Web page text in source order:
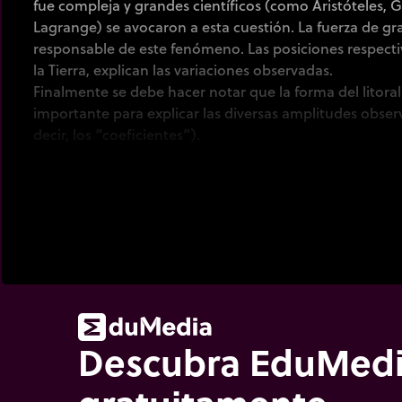
fue compleja y grandes científicos (como Aristóteles,
Lagrange) se avocaron a esta cuestión. La fuerza de
responsable de este fenómeno. Las posiciones
la Tierra, explican las variaciones observadas.
Finalmente se debe hacer notar que la forma del
importante para explicar las diversas amplitudes
decir, los “coeficientes”).
Descubra